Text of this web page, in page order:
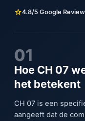
star4.8/5 Google
01
Hoe CH 07
het betekent
CH 07 is een
aangeeft dat de